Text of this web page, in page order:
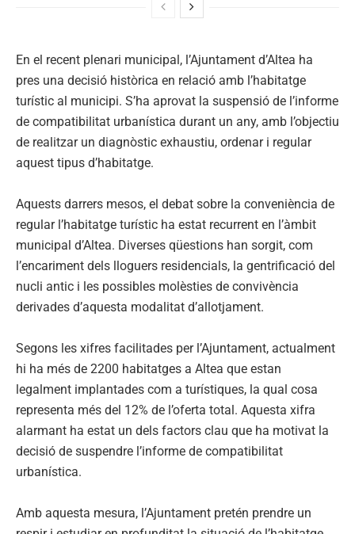
En el recent plenari municipal, l’Ajuntament d’Altea ha
pres una decisió històrica en relació amb l’habitatge
turístic al municipi. S’ha aprovat la suspensió de l’informe
de compatibilitat urbanística durant un any, amb l’objectiu
de realitzar un diagnòstic exhaustiu, ordenar i regular
aquest tipus d’habitatge.
Aquests darrers mesos, el debat sobre la conveniència de
regular l’habitatge turístic ha estat recurrent en l’àmbit
municipal d’Altea. Diverses qüestions han sorgit, com
l’encariment dels lloguers residencials, la gentrificació del
nucli antic i les possibles molèsties de convivència
derivades d’aquesta modalitat d’allotjament.
Segons les xifres facilitades per l’Ajuntament, actualment
hi ha més de 2200 habitatges a Altea que estan
legalment implantades com a turístiques, la qual cosa
representa més del 12% de l’oferta total. Aquesta xifra
alarmant ha estat un dels factors clau que ha motivat la
decisió de suspendre l’informe de compatibilitat
urbanística.
Amb aquesta mesura, l’Ajuntament pretén prendre un